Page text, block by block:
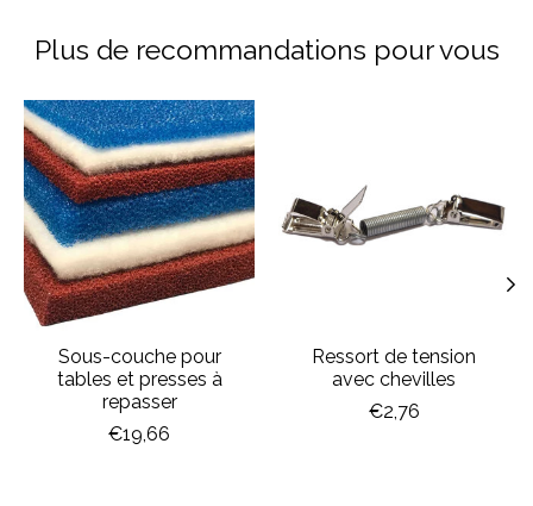
Plus de recommandations pour vous
Articles du carrousel de produits
Sous-couche pour
tables et presses à
repasser
€19,66
Ressort de tension
avec chevilles
€2,76